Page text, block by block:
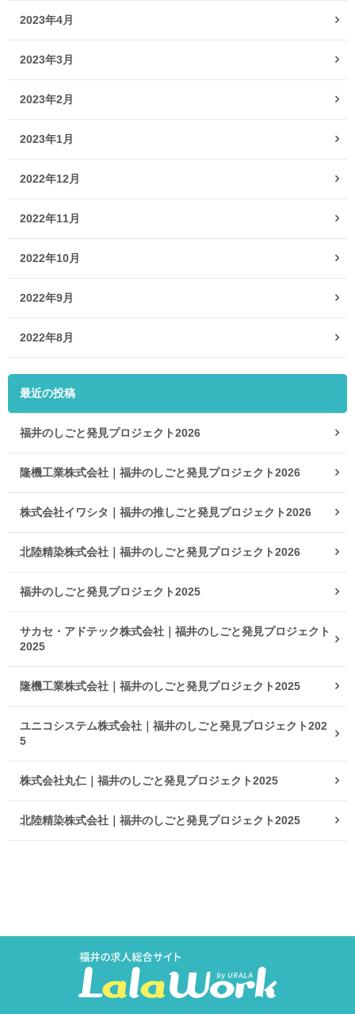
2023年4月
2023年3月
2023年2月
2023年1月
2022年12月
2022年11月
2022年10月
2022年9月
2022年8月
最近の投稿
福井のしごと発見プロジェクト2026
隆機工業株式会社｜福井のしごと発見プロジェクト2026
株式会社イワシタ｜福井の推しごと発見プロジェクト2026
北陸精染株式会社｜福井のしごと発見プロジェクト2026
福井のしごと発見プロジェクト2025
サカセ・アドテック株式会社｜福井のしごと発見プロジェクト
2025
隆機工業株式会社｜福井のしごと発見プロジェクト2025
ユニコシステム株式会社｜福井のしごと発見プロジェクト202
5
株式会社丸仁｜福井のしごと発見プロジェクト2025
北陸精染株式会社｜福井のしごと発見プロジェクト2025